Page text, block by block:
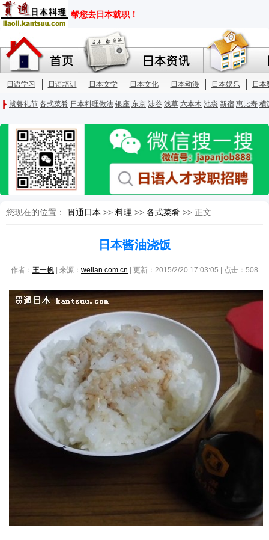
您现在的位置： 贯通日本 >> 料理 >> 各式菜肴 >> 正文
日本酱油浇饭
作者： 王一帆 | 来源： weilan.com.cn | 更新：2015/2/20 17:03:05 | 点击： 508